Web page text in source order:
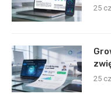
25
25